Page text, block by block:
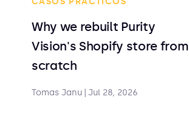
Why we rebuilt Purity
Vision's Shopify store from
scratch
Tomas Janu Jul 28, 2026